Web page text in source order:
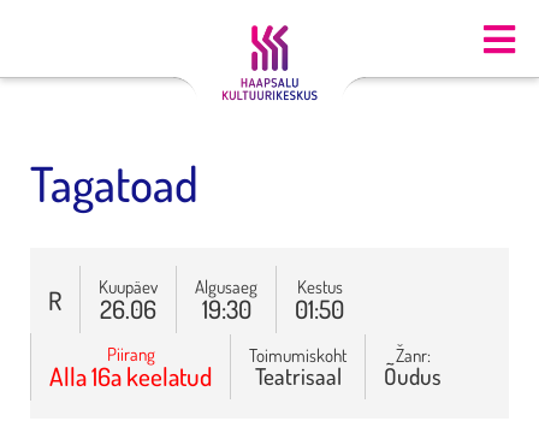
Tagatoad
R Kuupäev
26.06
Algusaeg
19:30
Kestus
01:50
Piirang
Alla 16a keelatud
Toimumiskoht
Teatrisaal
Žanr:
Õudus